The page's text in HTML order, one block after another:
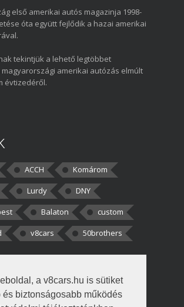
a v8cars.hu is sütiket
és biztonságosabb működés
első amerikai autós magazinja 1998-
óta együtt fejlődik a hazai amerikai
tekintjük a lehető legtöbbet
magyarországi amerikai autózás elmúlt
évtizedéről.
ACCH
Komárom
Lurdy
DNY
Balaton
custom
v8cars 50brothers
kortisz:Elszúrtam! Én csak két
Nem tudtam, hogy fél autót,